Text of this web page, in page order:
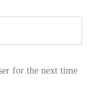
for the next time